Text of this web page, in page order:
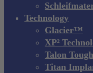
Technology
Glacier™
XP²
Talon
Titan